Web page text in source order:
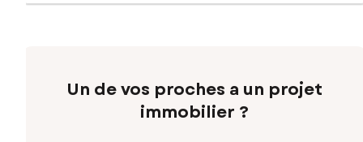
Un de vos proches a un projet
immobilier ?